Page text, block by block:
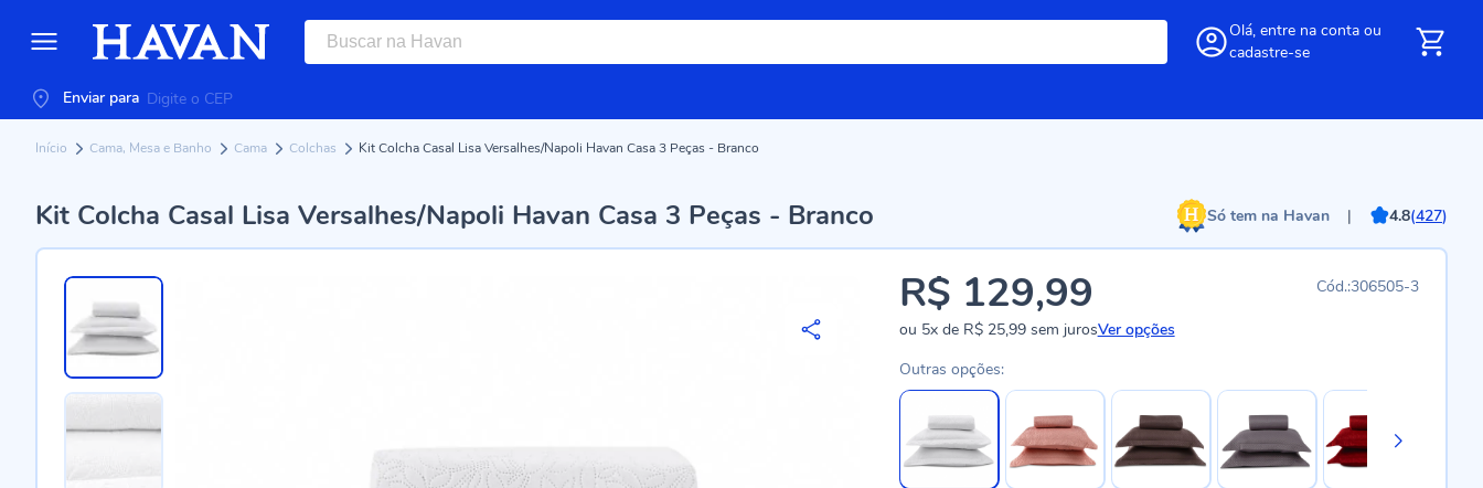
Olá, entre na conta ou
cadastre-se
Enviar para
Início Cama, Mesa e Banho Cama Colchas Kit Colcha Casal Lisa Versalhes/Napoli Havan Casa 3 Peças - Branco
Kit Colcha Casal Lisa Versalhes/Napoli Havan Casa 3 Peças - Branco Só tem na Havan | 4.8(427)
306505-3
R$ 129,99
ou 5xde R$ 25,99sem jurosVer opções
Outras opções: